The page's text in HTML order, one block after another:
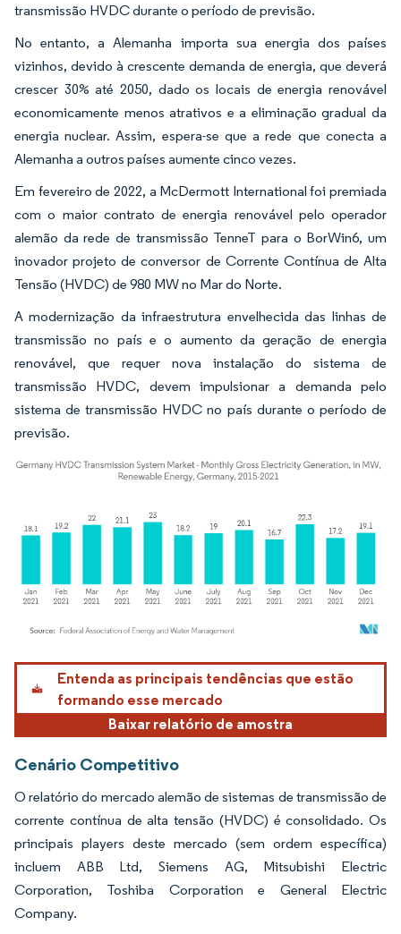
transmissão HVDC durante o período de previsão.
No entanto, a Alemanha importa sua energia dos países
vizinhos, devido à crescente demanda de energia, que deverá
crescer 30% até 2050, dado os locais de energia renovável
economicamente menos atrativos e a eliminação gradual da
energia nuclear. Assim, espera-se que a rede que conecta a
Alemanha a outros países aumente cinco vezes.
Em fevereiro de 2022, a McDermott International foi premiada
com o maior contrato de energia renovável pelo operador
alemão da rede de transmissão TenneT para o BorWin6, um
inovador projeto de conversor de Corrente Contínua de Alta
Tensão (HVDC) de 980 MW no Mar do Norte.
A modernização da infraestrutura envelhecida das linhas de
transmissão no país e o aumento da geração de energia
renovável, que requer nova instalação do sistema de
transmissão HVDC, devem impulsionar a demanda pelo
sistema de transmissão HVDC no país durante o período de
previsão.
Imagem © Mordor Intelligence. O reuso requer atribuição conforme CC BY 4.0.
Entenda as principais tendências que estão
formando esse mercado
Baixar relatório de amostra
Cenário Competitivo
O relatório do mercado alemão de sistemas de transmissão de
corrente contínua de alta tensão (HVDC) é consolidado. Os
principais players deste mercado (sem ordem específica)
incluem ABB Ltd, Siemens AG, Mitsubishi Electric
Corporation, Toshiba Corporation e General Electric
Company.